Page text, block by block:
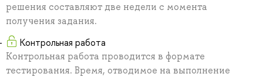
решения составляют две недели с момента
получения задания.
Контрольная работа
Контрольная работа проводится в формате
тестирования. Время, отводимое на выполнение